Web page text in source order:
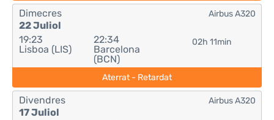
Dimecres
22 Juliol
19:23
Lisboa (LIS)
22:34
Barcelona
(BCN)
02h 11min
Airbus A320
Aterrat - Retardat
Divendres
17 Juliol
Airbus A320